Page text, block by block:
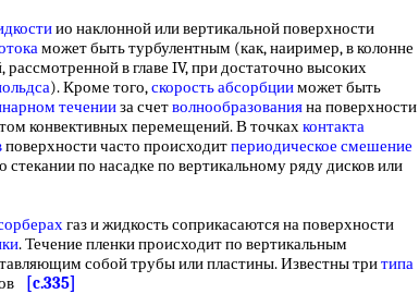
ио наклонной или вертикальной поверхности
может быть турбулентным (как, наиример, в колонне
в главе IV, при достаточно высоких
). Кроме того,скорость абсорбцииможет быть
теченииза счетволнообразованияна поверхности
конвективных перемещений. В точкахконтакта
поверхности часто происходитпериодическое смешение
стекании по насадке по вертикальному ряду дисков или
газ и жидкость соприкасаются на поверхности
. Течение пленки происходит по вертикальным
собой трубы или пластины. Известны тритипа
[c.335]